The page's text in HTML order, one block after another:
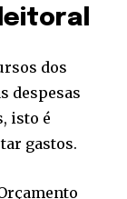
dos
despesas
isto é
gastos.